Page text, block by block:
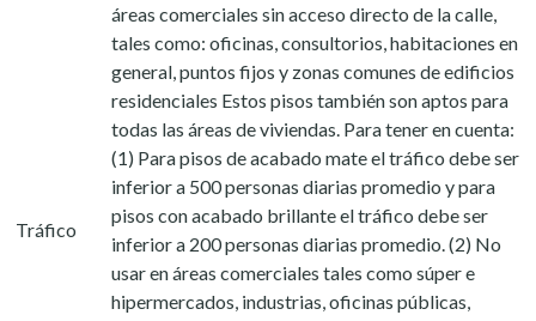
Tráfico
áreas comerciales sin acceso directo de la calle,
tales como: oficinas, consultorios, habitaciones en
general, puntos fijos y zonas comunes de edificios
residenciales Estos pisos también son aptos para
todas las áreas de viviendas. Para tener en cuenta:
(1) Para pisos de acabado mate el tráfico debe ser
inferior a 500 personas diarias promedio y para
pisos con acabado brillante el tráfico debe ser
inferior a 200 personas diarias promedio. (2) No
usar en áreas comerciales tales como súper e
hipermercados, industrias, oficinas públicas,